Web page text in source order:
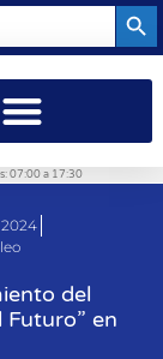
07:00 a 17:30
2024
del
en